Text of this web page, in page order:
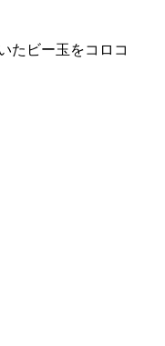
たビー玉をコロコ